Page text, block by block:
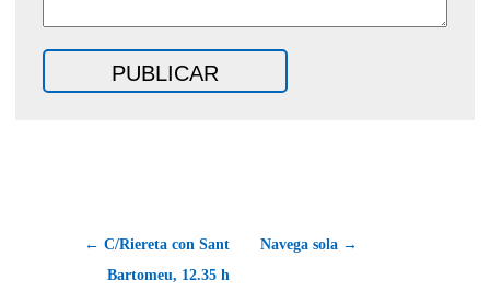
← C/Riereta con Sant
Bartomeu, 12.35 h
Navega sola →